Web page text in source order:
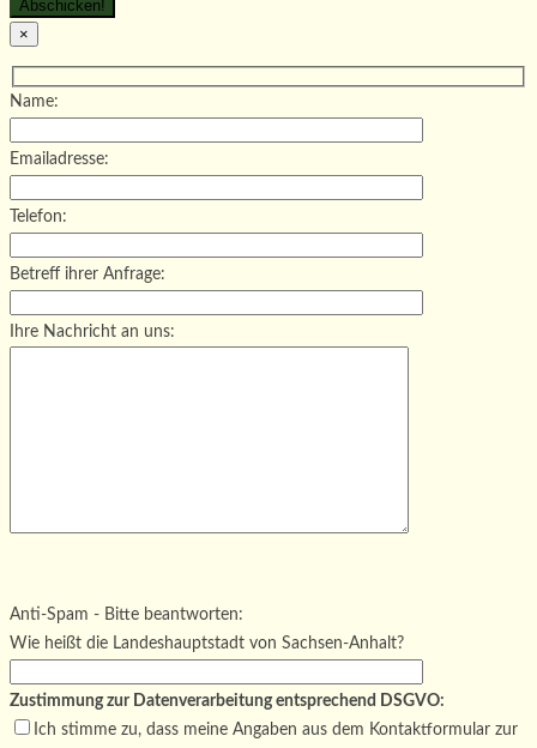
×
Name:
Emailadresse:
Telefon:
Betreff ihrer Anfrage:
Ihre Nachricht an uns:
Bitte lasse dieses Feld leer.
Anti-Spam - Bitte beantworten:
Wie heißt die Landeshauptstadt von Sachsen-Anhalt?
Zustimmung zur Datenverarbeitung entsprechend DSGVO:
Ich stimme zu, dass meine Angaben aus dem Kontaktformular zur